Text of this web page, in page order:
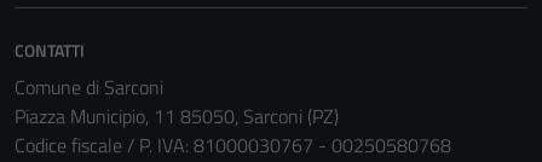
CONTATTI
Comune di Sarconi
Piazza Municipio, 11 85050, Sarconi (PZ)
Codice fiscale / P. IVA: 81000030767 - 00250580768